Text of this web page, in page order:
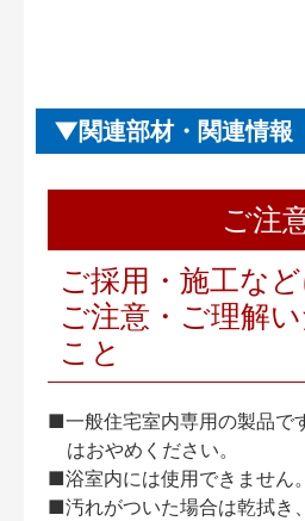
関連部材・関連情報
ご注
ご採用・施工など
ご注意・ご理解
こと
■一般住宅室内専用の製品で
はおやめください。
■浴室内には使用できません。
■汚れがついた場合は乾拭き